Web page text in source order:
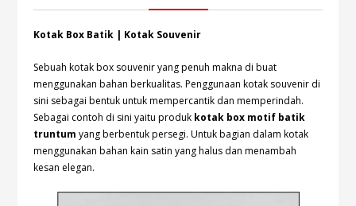
Kotak Box Batik | Kotak Souvenir
Sebuah kotak box souvenir yang penuh makna di buat
menggunakan bahan berkualitas. Penggunaan kotak souvenir di
sini sebagai bentuk untuk mempercantik dan memperindah.
Sebagai contoh di sini yaitu produk kotak box motif batik
truntum yang berbentuk persegi. Untuk bagian dalam kotak
menggunakan bahan kain satin yang halus dan menambah
kesan elegan.